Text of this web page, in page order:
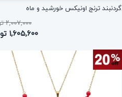
گردنبند ترنج اونیکس خورشید و ماه
۲,۰۰۷,۰۰۰ تومان
۱,۶۰۵,۶۰۰ تومان